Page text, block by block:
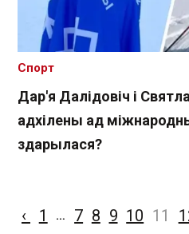
Дар'я Далідовіч і
адхілены ад
здарылася?
Спорт
‹ 1 … 7 8 9 10 11